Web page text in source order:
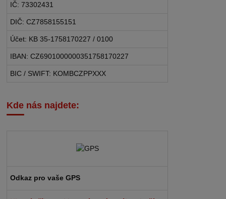
IČ: 73302431
DIČ: CZ7858155151
Účet: KB 35-1758170227 / 0100
IBAN: CZ6901000000351758170227
BIC / SWIFT: KOMBCZPPXXX
Kde nás najdete:
Odkaz pro vaše GPS